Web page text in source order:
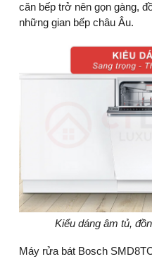
căn bếp trở nên gọn gàng,
những gian bếp châu Âu.
Kiểu dáng âm tủ,
Máy rửa bát Bosch